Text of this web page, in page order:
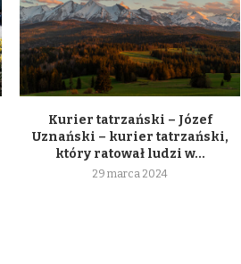
Kurier tatrzański – Józef
Uznański – kurier tatrzański,
który ratował ludzi w...
29 marca 2024